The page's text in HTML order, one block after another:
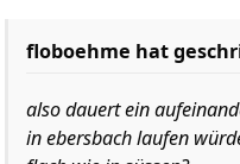
floboehme hat
also dauert ein
in ebersbach laufen